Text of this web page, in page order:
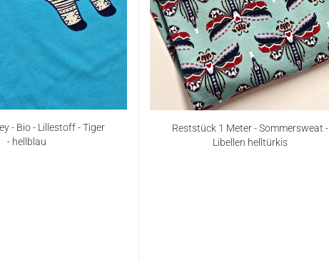
- Bio - Lillestoff - Tiger
- hellblau
Reststück 1 Meter - Sommersweat -
Libellen helltürkis